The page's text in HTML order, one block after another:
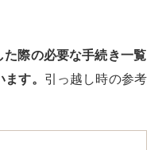
た際の必要な手続き一覧
す。 引っ越し時の参考